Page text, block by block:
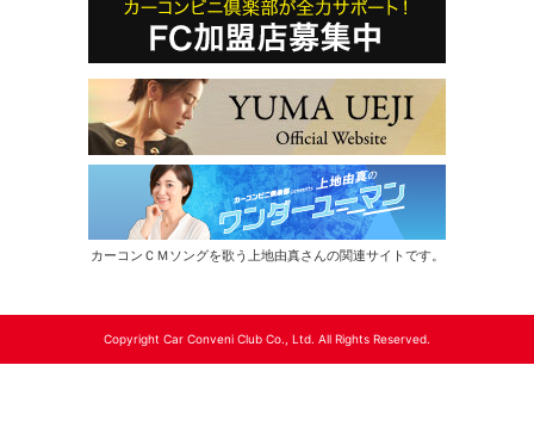
カーコンＣＭソングを歌う上地由真さんの関連サイトです。
Copyright Car Conveni Club Co., Ltd. All Rights Reserved.